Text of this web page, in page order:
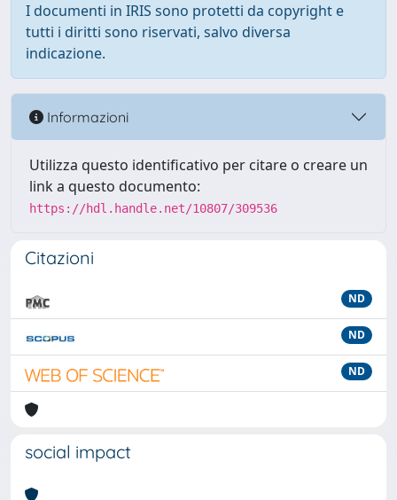
I documenti in IRIS sono protetti da copyright e
tutti i diritti sono riservati, salvo diversa
indicazione.
Informazioni
Utilizza questo identificativo per citare o creare un
link a questo documento:
https://hdl.handle.net/10807/309536
Citazioni
ND
ND
ND
social impact